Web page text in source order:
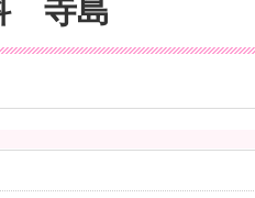
寺島